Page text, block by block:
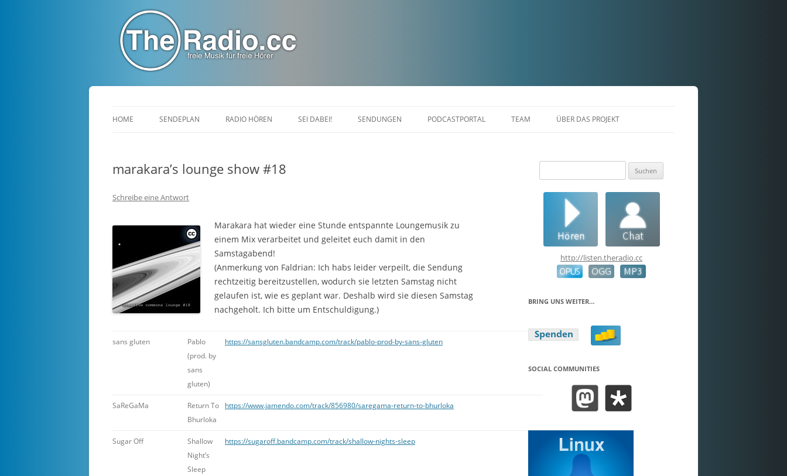
Inhalt
HOME SENDEPLAN RADIO HÖREN SEI DABEI! SENDUNGEN
KINOTOPIA
MIXTAPES
PRIMETIME
PODCASTPORTAL TEAM ÜBER DAS PROJEKT
marakara’s lounge show #18
Schreibe eine Antwort
Marakara hat wieder eine Stunde entspannte Loungemusik zu
einem Mix verarbeitet und geleitet euch damit in den
Samstagabend!
(Anmerkung von Faldrian: Ich habs leider verpeilt, die Sendung
rechtzeitig bereitzustellen, wodurch sie letzten Samstag nicht
gelaufen ist, wie es geplant war. Deshalb wird sie diesen Samstag
nachgeholt. Ich bitte um Entschuldigung.)
sans gluten
Pablo
(prod. by
sans
gluten)
https://sansgluten.bandcamp.com/track/pablo-prod-by-sans-gluten
SaReGaMa
Return To
Bhurloka
https://www.jamendo.com/track/856980/saregama-return-to-bhurloka
Sugar Off
Shallow
Night’s
Sleep
https://sugaroff.bandcamp.com/track/shallow-nights-sleep
nach:
http://listen.theradio.cc
BRING UNS WEITER…
SOCIAL COMMUNITIES